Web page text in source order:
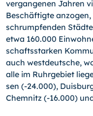
vergangenen Jahren
Beschäftigte
schrumpfenden
etwa 160.000
schaftsstarken
auch westdeutsche,
alle im Ruhrgebiet
sen (-24.000),
Chemnitz (-16.000)